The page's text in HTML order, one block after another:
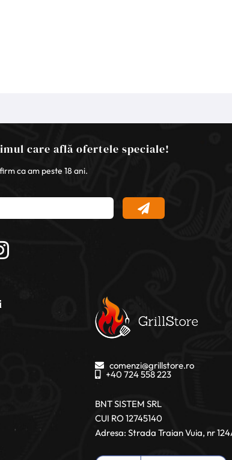
care află ofertele speciale!
ca am peste 18 ani.
comenzi@grillstore.ro
+40 724 558 223
BNT SISTEM SRL
CUI RO 12745140
Adresa: Strada Traian Vuia, nr